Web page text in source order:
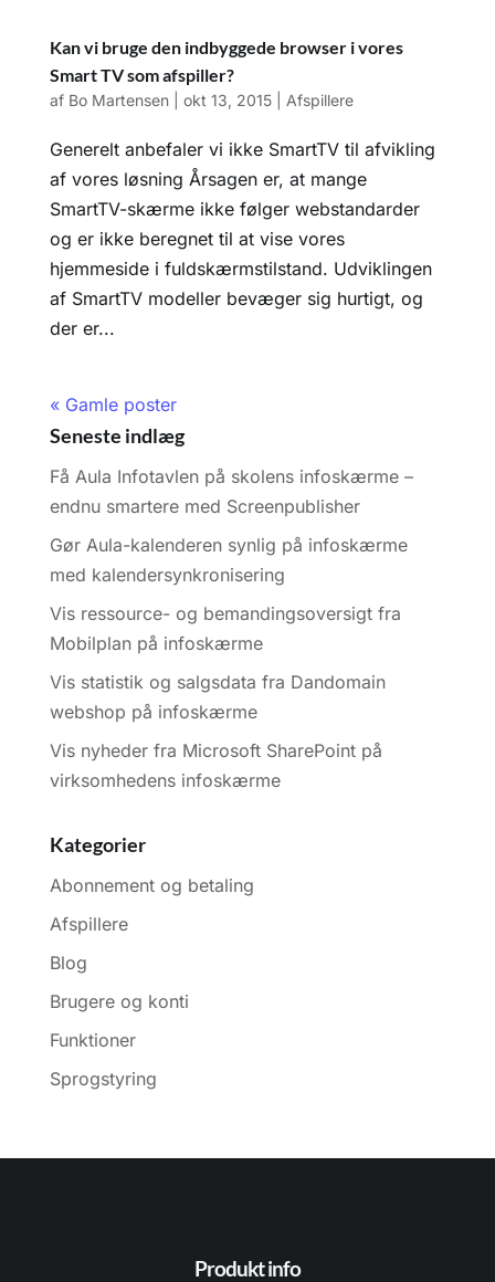
Kan vi bruge den indbyggede browser i vores
Smart TV som afspiller?
af Bo Martensen| okt 13, 2015| Afspillere
Generelt anbefaler vi ikke SmartTV til afvikling
af vores løsning Årsagen er, at mange
SmartTV-skærme ikke følger webstandarder
og er ikke beregnet til at vise vores
hjemmeside i fuldskærmstilstand. Udviklingen
af SmartTV modeller bevæger sig hurtigt, og
der er...
« Gamle poster
Seneste indlæg
Få Aula Infotavlen på skolens infoskærme –
endnu smartere med Screenpublisher
Gør Aula-kalenderen synlig på infoskærme
med kalendersynkronisering
Vis ressource- og bemandingsoversigt fra
Mobilplan på infoskærme
Vis statistik og salgsdata fra Dandomain
webshop på infoskærme
Vis nyheder fra Microsoft SharePoint på
virksomhedens infoskærme
Kategorier
Abonnement og betaling
Afspillere
Blog
Brugere og konti
Funktioner
Sprogstyring
Produkt info